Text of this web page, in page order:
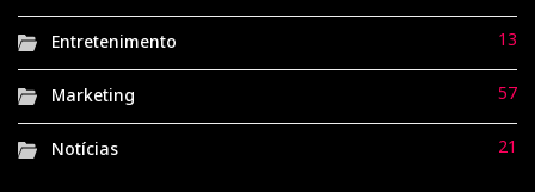
Entretenimento 13
Marketing 57
Notícias 21